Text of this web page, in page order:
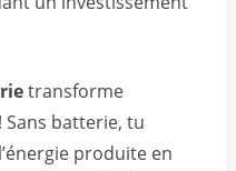
transforme
Sans batterie, tu
produite en